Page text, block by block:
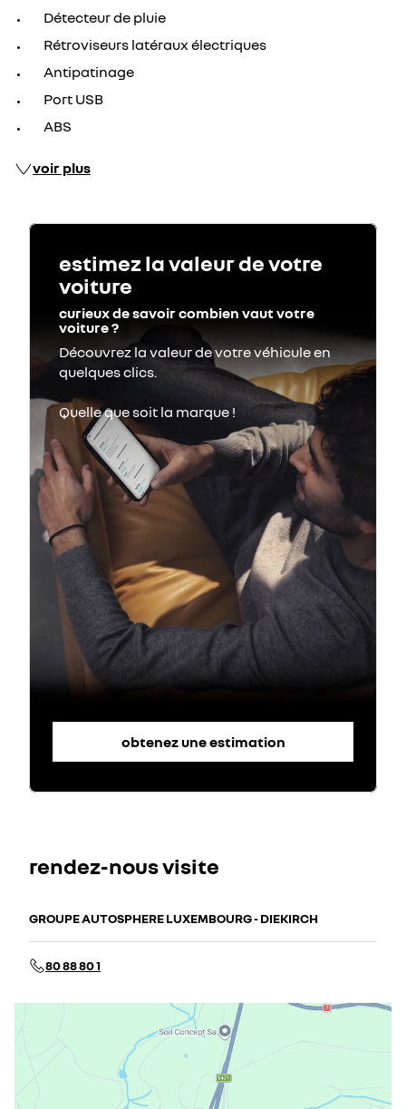
Détecteur de pluie
Rétroviseurs latéraux électriques
Antipatinage
Port USB
ABS
voir plus
estimez la valeur de votre
voiture
curieux de savoir combien vaut votre
voiture ?
Découvrez la valeur de votre véhicule en
obtenez une estimation
rendez-nous visite
GROUPE AUTOSPHERE LUXEMBOURG - DIEKIRCH
80 88 80 1